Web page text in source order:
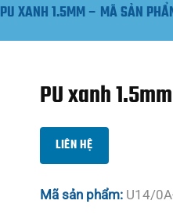
PU XANH 1.5MM – MÃ SẢN
PU xanh
LIÊN HỆ
Mã sản phẩm: U14/